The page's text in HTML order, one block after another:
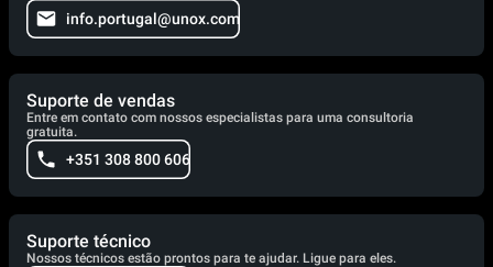
info.portugal@unox.com
Suporte de vendas
Entre em contato com nossos especialistas para uma consultoria
gratuita.
+351 308 800 606
Suporte técnico
Nossos técnicos estão prontos para te ajudar. Ligue para eles.